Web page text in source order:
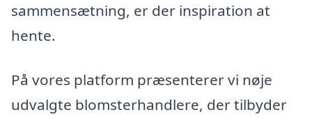
sammensætning, er der inspiration at
hente.
På vores platform præsenterer vi nøje
udvalgte blomsterhandlere, der tilbyder